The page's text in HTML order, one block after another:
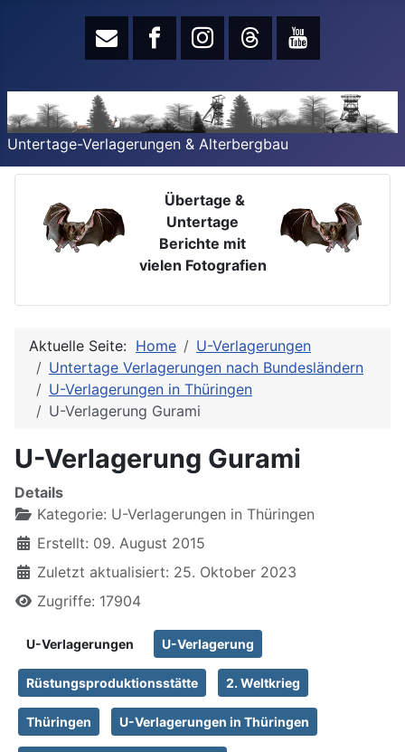
Untertage-Verlagerungen & Alterbergbau
Übertage &
Untertage
Berichte mit
vielen Fotografien
Aktuelle Seite: Home
U-Verlagerungen
Untertage Verlagerungen nach Bundesländern
U-Verlagerungen in Thüringen
U-Verlagerung Gurami
U-Verlagerung Gurami
Details
Kategorie: U-Verlagerungen in Thüringen
Erstellt: 09. August 2015
Zuletzt aktualisiert: 25. Oktober 2023
Zugriffe: 17904
U-Verlagerungen U-Verlagerung
Rüstungsproduktionsstätte 2. Weltkrieg
Thüringen U-Verlagerungen in Thüringen